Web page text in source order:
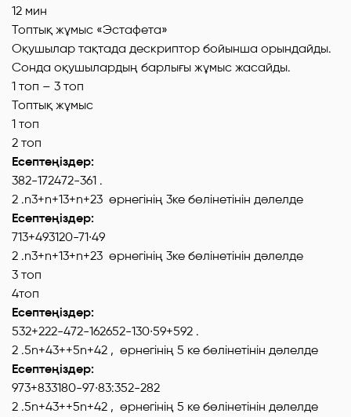
12 мин
Топтық жұмыс «Эстафета»
Оқушылар тақтада дескриптор бойынша орындайды.
Сонда оқушылардың барлығы жұмыс жасайды.
1 топ – 3 топ
Топтық жұмыс
1 топ
2 топ
Есептеңіздер:
382-172472-361 .
2 .n3+n+13+n+23 өрнегінің 3ке бөлінетінін дәлелде
Есептеңіздер:
713+493120-71∙49
2 .n3+n+13+n+23 өрнегінің 3ке бөлінетінін дәлелде
3 топ
4топ
Есептеңіздер:
532+222-472-162652-130∙59+592 .
2 .5n+43++5n+42 , өрнегінің 5 ке бөлінетінін дәлелде
Есептеңіздер:
973+833180-97∙83:352-282
2 .5n+43++5n+42 , өрнегінің 5 ке бөлінетінін дәлелде